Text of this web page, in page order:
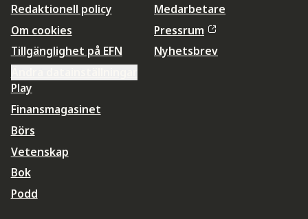
Redaktionell policy
Om cookies
Tillgänglighet på EFN
Medarbetare
Pressrum
Nyhetsbrev
Play
Finansmagasinet
Börs
Vetenskap
Bok
Podd